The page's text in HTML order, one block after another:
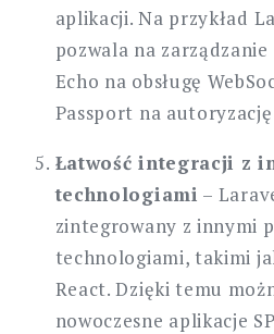
aplikacji. Na przykład
pozwala na
Echo na obsługę
Passport na
Łatwość integracji z
technologiami –
zintegrowany z innymi
technologiami, takimi
React. Dzięki temu
nowoczesne aplikacje